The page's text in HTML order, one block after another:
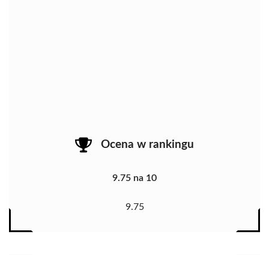
Ocena w rankingu
9.75 na 10
9.75